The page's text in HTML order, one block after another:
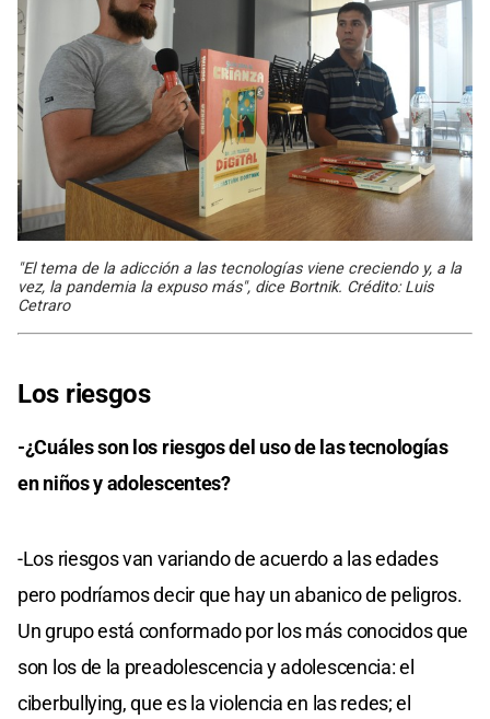
"El tema de la adicción a las tecnologías viene creciendo y, a la
vez, la pandemia la expuso más", dice Bortnik. Crédito: Luis
Cetraro
Los riesgos
-¿Cuáles son los riesgos del uso de las tecnologías
en niños y adolescentes?
-Los riesgos van variando de acuerdo a las edades
pero podríamos decir que hay un abanico de peligros.
Un grupo está conformado por los más conocidos que
son los de la preadolescencia y adolescencia: el
ciberbullying, que es la violencia en las redes; el